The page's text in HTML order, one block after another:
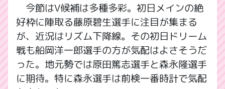
今節はV候補は多種多彩。初日メインの絶
好枠に陣取る藤原碧生選手に注目が集まる
が、近況はリズム下降線。その初日ドリーム
戦も船岡洋一郎選手の方が気配はよさそうだ
った。地元勢では原田篤志選手と森永隆選手
に期待。特に森永選手は前検一番時計で気配